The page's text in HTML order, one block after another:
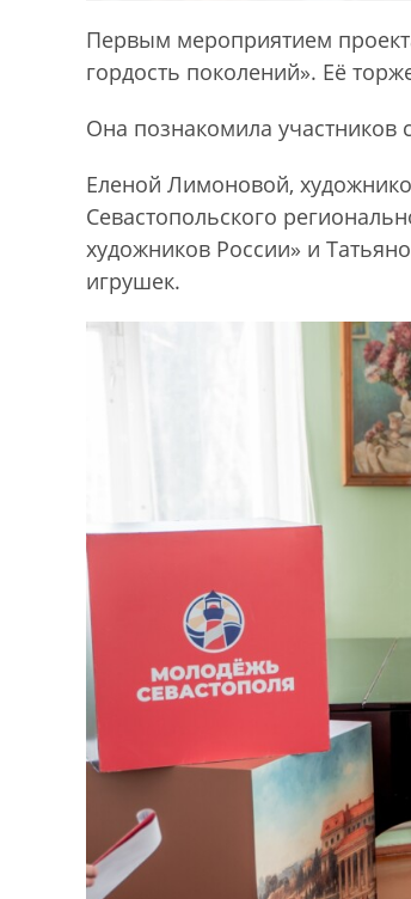
Первым мероприятием
гордость поколений». Её
Она познакомила участников
Еленой Лимоновой,
Севастопольского
художников России» и
игрушек.